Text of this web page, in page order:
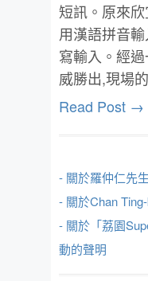
短訊。原來
用漢語拼音
寫輸入。經
威勝出,現場
Read Post →
- 關於羅仲仁先
- 關於Chan
- 關於「荔園
動的聲明